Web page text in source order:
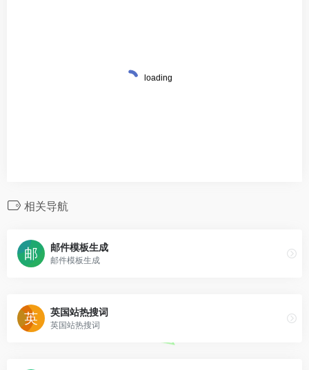
相关导航
邮件模板生成
邮件模板生成
英国站热搜词
英国站热搜词